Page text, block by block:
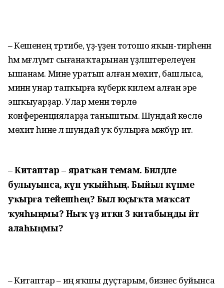
– Кешенең тәртибе, үҙ-үҙен тотошо яҡын-тирәһенән
һәм мәғлүмәт сығанаҡтарынан үҙләштерелеүенә
ышанам. Мине уратып алған мөхит, башлыса,
минән унар тапҡырға күберәк килем алған эре
эшҡыуарҙар. Улар менән төрлө
конференцияларҙа таныштым. Шундай көслө
мөхит һине лә шундай уҡ булырға мәжбүр итә.
– Китаптар – яратҡан темам. Билдәле
булыуынса, күп уҡыйһың. Быйыл күпме
уҡырға тейешһең? Был юҫыҡта маҡсат
ҡуяһыңмы? Ныҡ үҙ иткән 3 китабыңды әйтә
алаһыңмы?
– Китаптар – иң яҡшы дуҫтарым, бизнес буйынса